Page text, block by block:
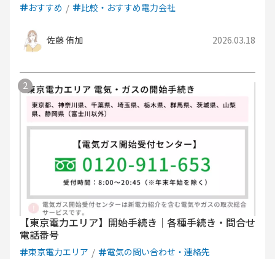
おすすめ 比較・おすすめ電力会社
佐藤 侑加 2026.03.18
【東京電力エリア】開始手続き｜各種手続き・問合せ
電話番号
東京電力エリア 電気の問い合わせ・連絡先